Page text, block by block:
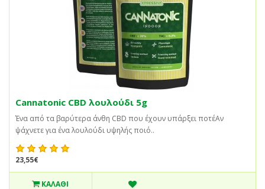
Cannatonic CBD λουλούδι 5g
Ένα από τα βαρύτερα άνθη CBD που έχουν υπάρξει ποτέΑν
ψάχνετε για ένα λουλούδι υψηλής ποιό..
23,55€
ΚΑΛΆΘΙ